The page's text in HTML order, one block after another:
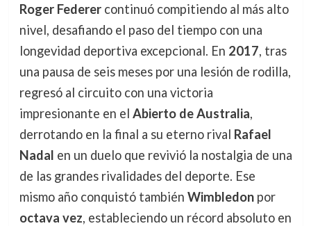
Roger Federercontinuó compitiendo al más alto
nivel, desafiando el paso del tiempo con una
longevidad deportiva excepcional. En 2017, tras
una pausa de seis meses por una lesión de rodilla,
regresó al circuito con una victoria
impresionante en el Abierto de Australia,
derrotando en la final a su eterno rival Rafael
Nadal en un duelo que revivió la nostalgia de una
de las grandes rivalidades del deporte. Ese
mismo año conquistó también Wimbledonpor
octava vez, estableciendo un récord absoluto en